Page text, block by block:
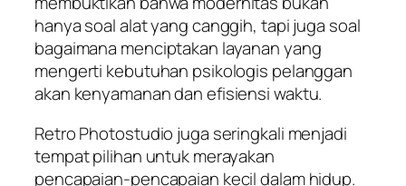
hanya soal alat yang canggih, tapi juga soal
bagaimana menciptakan layanan yang
mengerti kebutuhan psikologis pelanggan
akan kenyamanan dan efisiensi waktu.
Retro Photostudio juga seringkali menjadi
tempat pilihan untuk merayakan
pencapaian-pencapaian kecil dalam hidup.